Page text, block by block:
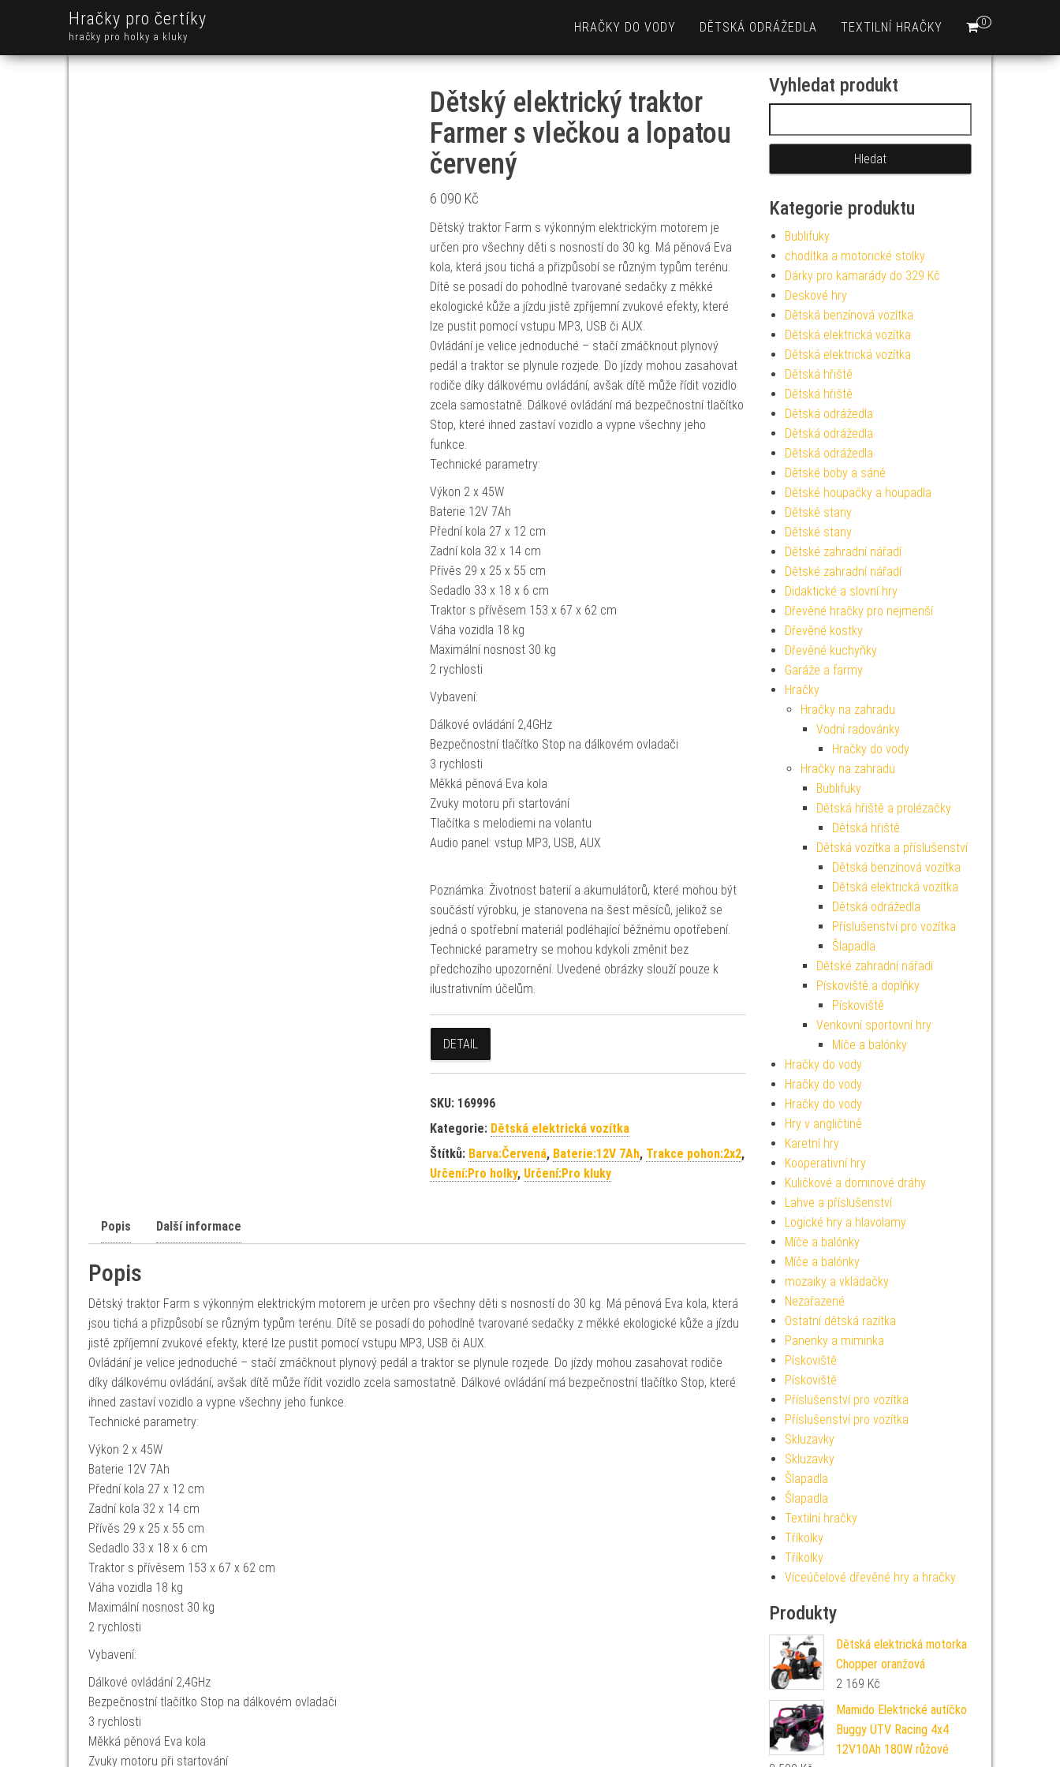
Hračky pro čertíky
hračky pro holky a kluky
0
HRAČKY DO VODY DĚTSKÁ ODRÁŽEDLA TEXTILNÍ HRAČKY
Dětský elektrický traktor
Farmer s vlečkou a lopatou
červený
6 090 Kč
Dětský traktor Farm s výkonným elektrickým motorem je
určen pro všechny děti s nosností do 30 kg. Má pěnová Eva
kola, která jsou tichá a přizpůsobí se různým typům terénu.
Dítě se posadí do pohodlně tvarované sedačky z měkké
ekologické kůže a jízdu jistě zpříjemní zvukové efekty, které
lze pustit pomocí vstupu MP3, USB či AUX.
Ovládání je velice jednoduché – stačí zmáčknout plynový
pedál a traktor se plynule rozjede. Do jízdy mohou zasahovat
rodiče díky dálkovému ovládání, avšak dítě může řídit vozidlo
zcela samostatně. Dálkové ovládání má bezpečnostní tlačítko
Stop, které ihned zastaví vozidlo a vypne všechny jeho
funkce.
Technické parametry:
Výkon 2 x 45W
Baterie 12V 7Ah
Přední kola 27 x 12 cm
Zadní kola 32 x 14 cm
Přívěs 29 x 25 x 55 cm
Sedadlo 33 x 18 x 6 cm
Traktor s přívěsem 153 x 67 x 62 cm
Váha vozidla 18 kg
Maximální nosnost 30 kg
2 rychlosti
Vybavení:
Dálkové ovládání 2,4GHz
Bezpečnostní tlačítko Stop na dálkovém ovladači
3 rychlosti
Měkká pěnová Eva kola
Zvuky motoru při startování
Tlačítka s melodiemi na volantu
Audio panel: vstup MP3, USB, AUX
Poznámka: Životnost baterií a akumulátorů, které mohou být
součástí výrobku, je stanovena na šest měsíců, jelikož se
jedná o spotřební materiál podléhající běžnému opotřebení.
Technické parametry se mohou kdykoli změnit bez
předchozího upozornění. Uvedené obrázky slouží pouze k
ilustrativním účelům.
DETAIL
SKU: 169996
Kategorie: Dětská elektrická vozítka
Štítků: Barva:Červená, Baterie:12V 7Ah, Trakce pohon:2x2,
Určení:Pro holky, Určení:Pro kluky
Popis Další informace
Popis
Dětský traktor Farm s výkonným elektrickým motorem je určen pro všechny děti s nosností do 30 kg. Má pěnová Eva kola, která
jsou tichá a přizpůsobí se různým typům terénu. Dítě se posadí do pohodlně tvarované sedačky z měkké ekologické kůže a jízdu
jistě zpříjemní zvukové efekty, které lze pustit pomocí vstupu MP3, USB či AUX.
Ovládání je velice jednoduché – stačí zmáčknout plynový pedál a traktor se plynule rozjede. Do jízdy mohou zasahovat rodiče
díky dálkovému ovládání, avšak dítě může řídit vozidlo zcela samostatně. Dálkové ovládání má bezpečnostní tlačítko Stop, které
ihned zastaví vozidlo a vypne všechny jeho funkce.
Technické parametry:
Výkon 2 x 45W
Baterie 12V 7Ah
Přední kola 27 x 12 cm
Zadní kola 32 x 14 cm
Přívěs 29 x 25 x 55 cm
Sedadlo 33 x 18 x 6 cm
Traktor s přívěsem 153 x 67 x 62 cm
Váha vozidla 18 kg
Maximální nosnost 30 kg
2 rychlosti
Vybavení:
Dálkové ovládání 2,4GHz
Bezpečnostní tlačítko Stop na dálkovém ovladači
3 rychlosti
Měkká pěnová Eva kola
Zvuky motoru při startování
Vyhledat produkt
Kategorie produktu
Bublifuky
chodítka a motorické stolky
Dárky pro kamarády do 329 Kč
Deskové hry
Dětská benzínová vozítka
Dětská elektrická vozítka
Dětská elektrická vozítka
Dětská hřiště
Dětská hřiště
Dětská odrážedla
Dětská odrážedla
Dětská odrážedla
Dětské boby a sáně
Dětské houpačky a houpadla
Dětské stany
Dětské stany
Dětské zahradní nářadí
Dětské zahradní nářadí
Didaktické a slovní hry
Dřevěné hračky pro nejmenší
Dřevěné kostky
Dřevěné kuchyňky
Garáže a farmy
Hračky
Hračky na zahradu
Vodní radovánky
Hračky do vody
Hračky na zahradu
Bublifuky
Dětská hřiště a prolézačky
Dětská hřiště
Dětská vozítka a příslušenství
Dětská benzínová vozítka
Dětská elektrická vozítka
Dětská odrážedla
Příslušenství pro vozítka
Šlapadla
Dětské zahradní nářadí
Pískoviště a doplňky
Pískoviště
Venkovní sportovní hry
Míče a balónky
Hračky do vody
Hračky do vody
Hračky do vody
Hry v angličtině
Karetní hry
Kooperativní hry
Kuličkové a dominové dráhy
Lahve a příslušenství
Logické hry a hlavolamy
Míče a balónky
Míče a balónky
mozaiky a vkládačky
Nezařazené
Ostatní dětská razítka
Panenky a miminka
Pískoviště
Pískoviště
Příslušenství pro vozítka
Příslušenství pro vozítka
Skluzavky
Skluzavky
Šlapadla
Šlapadla
Textilní hračky
Tříkolky
Tříkolky
Víceúčelové dřevěné hry a hračky
Produkty
Dětská elektrická motorka
Chopper oranžová
2 169 Kč
Mamido Elektrické autíčko
Buggy UTV Racing 4x4
12V10Ah 180W růžové